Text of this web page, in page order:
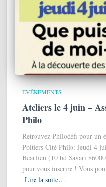
EVÉNEMENTS
Ateliers le 4 juin –
Philo
Retrouvez Philodéfi pour un
Poitiers Cité Philo: Jeudi 4
Beaulieu (10 bd Savari
pour vous inscrire ! Vous
Lire la suite…